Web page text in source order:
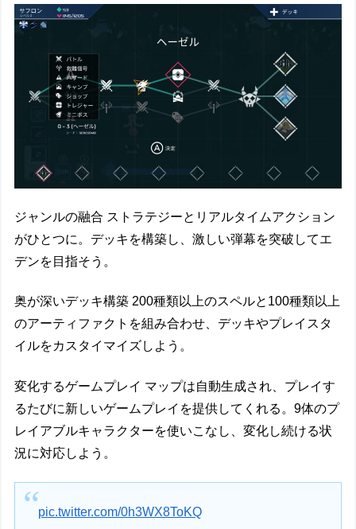
ジャンルの融合 ストラテジーとリアルタイムアクション
がひとつに。デッキを構築し、激しい弾幕を突破してエ
デンを目指そう。
奥が深いデッキ構築 200種類以上のスペルと100種類以上
のアーティファクトを組み合わせ、デッキやプレイスタ
イルをカスタイマイズしよう。
変化するゲームプレイ マップは自動生成され、プレイす
るたびに新しいゲームプレイを提供してくれる。9体のプ
レイアブルキャラクターを使いこなし、変化し続ける状
況に対応しよう。
pic.twitter.com/0h3WX8ToKQ